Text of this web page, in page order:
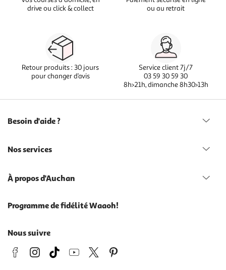
drive ou click & collect
ou au retrait
Retour produits : 30 jours
pour changer d’avis
Service client 7j/7
03 59 30 59 30
8h>21h, dimanche 8h30>13h
Besoin d'aide ?
Nos services
À propos d'Auchan
Programme de fidélité Waaoh!
Nous suivre